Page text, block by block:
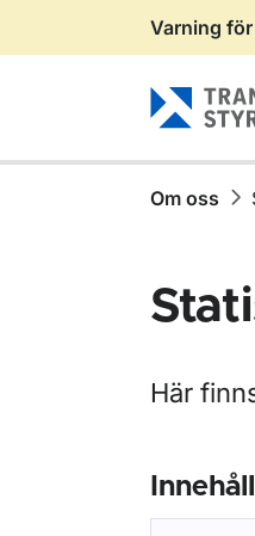
Gå till sidans innehåll
Varning
Om oss
Här